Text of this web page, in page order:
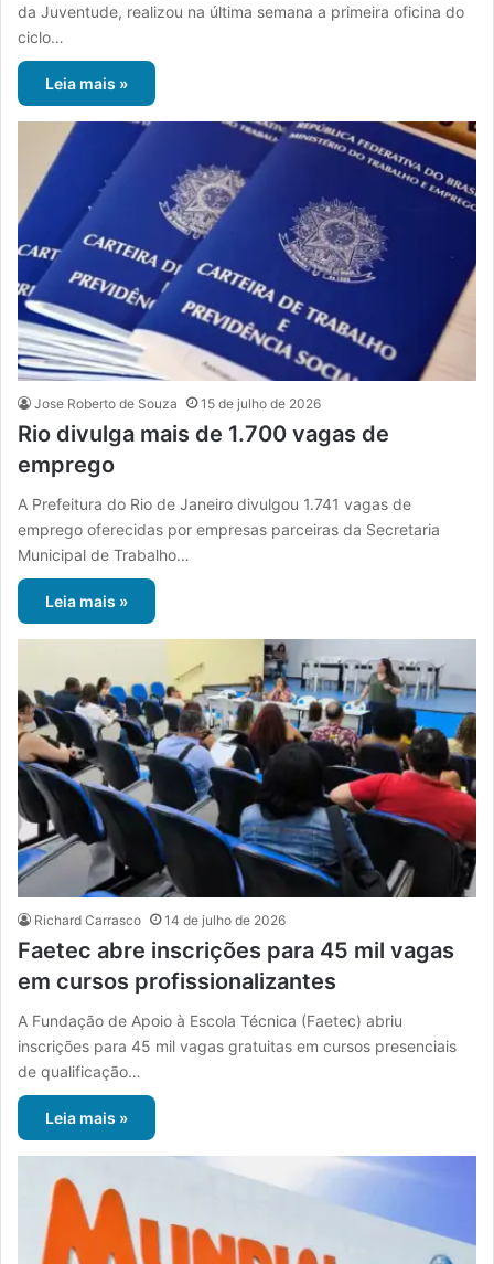
da Juventude, realizou na última semana a primeira oficina do
ciclo…
Leia mais »
Jose Roberto de Souza 15 de julho de 2026
Rio divulga mais de 1.700 vagas de
emprego
A Prefeitura do Rio de Janeiro divulgou 1.741 vagas de
emprego oferecidas por empresas parceiras da Secretaria
Municipal de Trabalho…
Leia mais »
Richard Carrasco 14 de julho de 2026
Faetec abre inscrições para 45 mil vagas
em cursos profissionalizantes
A Fundação de Apoio à Escola Técnica (Faetec) abriu
inscrições para 45 mil vagas gratuitas em cursos presenciais
de qualificação…
Leia mais »